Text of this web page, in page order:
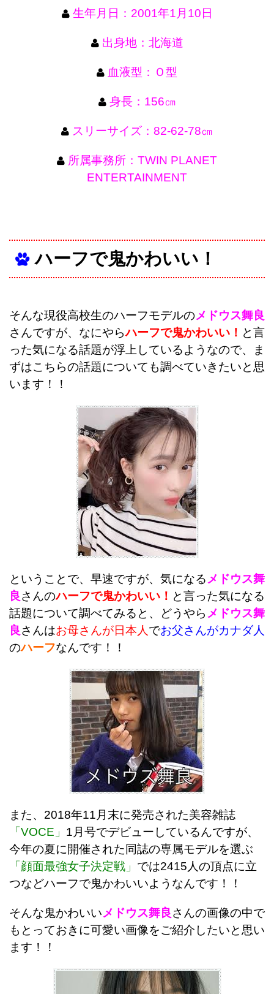
生年月日：2001年1月10日
出身地：北海道
血液型：Ｏ型
身長：156㎝
スリーサイズ：82‐62‐78㎝
所属事務所：TWIN PLANET
ENTERTAINMENT
ハーフで鬼かわいい！
そんな現役高校生のハーフモデルのメドウス舞良
さんですが、なにやらハーフで鬼かわいい！ と言
った気になる話題が浮上しているようなので、ま
ずはこちらの話題についても調べていきたいと思
います！！
ということで、早速ですが、気になるメドウス舞
良さんのハーフで鬼かわいい！ と言った気になる
話題について調べてみると、
どうやらメドウス舞
良さんはお母さんが日本人でお父さんがカナダ人
のハーフなんです！！
また、2018年11月末に発売された美容雑誌
「VOCE」 1月号でデビューしているんですが、
今年の夏に開催された同誌の専属モデルを選ぶ
「顔面最強女子決定戦」 では2415人の頂点に立
つなどハーフで鬼かわいいようなんです！！
そんな鬼かわいいメドウス舞良さんの画像の中で
もとっておきに可愛い画像をご紹介したいと思い
ます！！